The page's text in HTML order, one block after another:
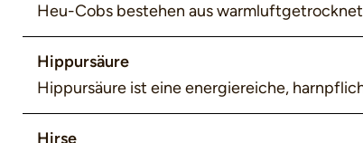
Heu-Cobs bestehen aus
Hippursäure
Hippursäure ist eine energiereiche,
Raufutterzellwänden.
Hirse